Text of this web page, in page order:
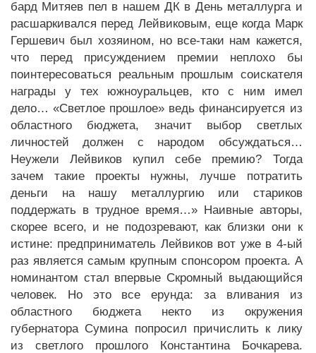
бард Митяев пел в нашем ДК в День металлурга и
расшаркивался перед Лейвиковым, еще когда Марк
Гершевич был хозяином, но все-таки нам кажется,
что перед присуждением премии неплохо бы
поинтересоваться реальным прошлым соискателя
награды у тех южноуральцев, кто с ним имел
дело… «Светлое прошлое» ведь финансируется из
областного бюджета, значит выбор светлых
личностей должен с народом обсуждаться…
Неужели Лейвиков купил себе премию? Тогда
зачем такие проекты нужны, лучше потратить
деньги на нашу металлургию или стариков
поддержать в трудное время…» Наивные авторы,
скорее всего, и не подозревают, как близки они к
истине: предприниматель Лейвиков вот уже в 4-ый
раз является самым крупным спонсором проекта. А
номинантом стал впервые Скромный выдающийся
человек. Но это все ерунда: за вливания из
областного бюджета некто из окружения
губернатора Сумина попросил причислить к лику
из светлого прошлого Константина Бочкарева.